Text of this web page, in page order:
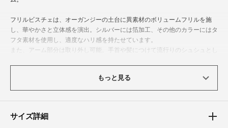
フリルビスチェは、オーガンジーの土台に異素材のボリュームフリルを施
し、華やかさと立体感を演出。シルバーには箔加工、その他のカラーにはタ
フタ素材を使用し、適度なハリ感を持たせています。
また、アーム部分は取り外し可能。手首や髪につけて流行りのシュシュとし
のある生地を使用し、美しいワイドシルエットを実現しました。
アメスリ×レーサーバックのデザインがポイントで、インナーの透け感とビ
山のシームが腕を細く見せる効果も。
もっと見る
サイズ詳細